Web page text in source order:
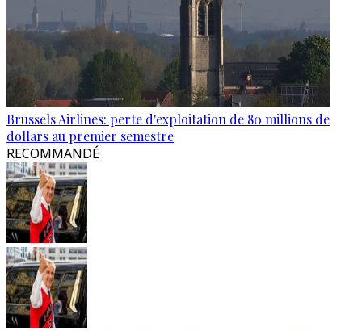
Brussels Airlines: perte d'exploitation de 80 millions de
dollars au premier semestre
RECOMMANDÉ